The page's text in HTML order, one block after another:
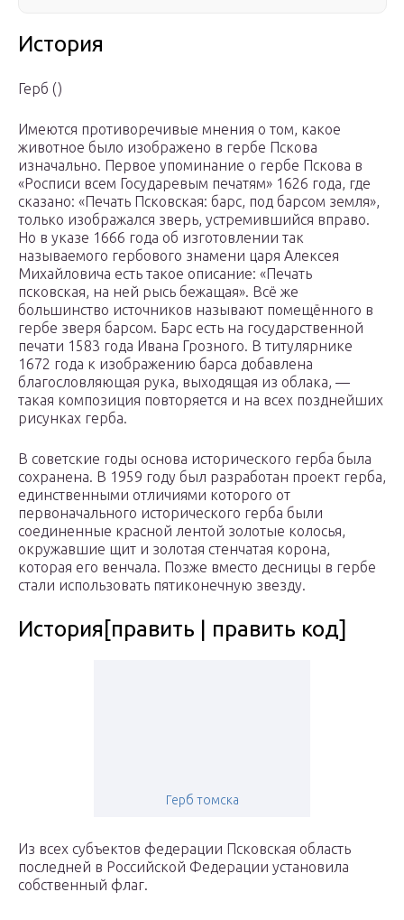
История
Герб ()
Имеются противоречивые мнения о том, какое
животное было изображено в гербе Пскова
изначально. Первое упоминание о гербе Пскова в
«Росписи всем Государевым печатям» 1626 года, где
сказано: «Печать Псковская: барс, под барсом земля»,
только изображался зверь, устремившийся вправо.
Но в указе 1666 года об изготовлении так
называемого гербового знамени царя Алексея
Михайловича есть такое описание: «Печать
псковская, на ней рысь бежащая». Всё же
большинство источников называют помещённого в
гербе зверя барсом. Барс есть на государственной
печати 1583 года Ивана Грозного. В титулярнике
1672 года к изображению барса добавлена
благословляющая рука, выходящая из облака, —
такая композиция повторяется и на всех позднейших
рисунках герба.
В советские годы основа исторического герба была
сохранена. В 1959 году был разработан проект герба,
единственными отличиями которого от
первоначального исторического герба были
соединенные красной лентой золотые колосья,
окружавшие щит и золотая стенчатая корона,
которая его венчала. Позже вместо десницы в гербе
стали использовать пятиконечную звезду.
История[править | править код]
Герб томска
Из всех субъектов федерации Псковская область
последней в Российской Федерации установила
собственный флаг.